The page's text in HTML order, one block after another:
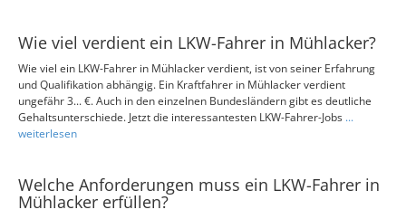
Wie viel verdient ein LKW-Fahrer in Mühlacker?
Wie viel ein LKW-Fahrer in Mühlacker verdient, ist von seiner Erfahrung
und Qualifikation abhängig. Ein Kraftfahrer in Mühlacker verdient
ungefähr 3... €. Auch in den einzelnen Bundesländern gibt es deutliche
Gehaltsunterschiede. Jetzt die interessantesten LKW-Fahrer-Jobs ...
weiterlesen
Welche Anforderungen muss ein LKW-Fahrer in
Mühlacker erfüllen?